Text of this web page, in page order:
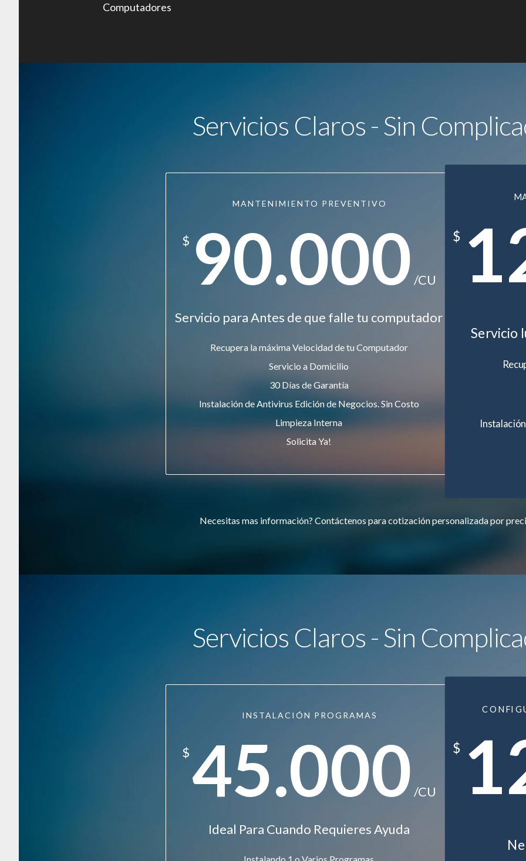
Computadores
Servicios Claros - Sin
MANTENIMIENTO PREVENTIVO
$ 90.000 /CU
Servicio para Antes de que falle tu computador
Recupera la máxima Velocidad de tu Computador
Servicio a Domicilio
30 Días de Garantía
Instalación de Antivirus Edición de Negocios. Sin Costo
Limpieza Interna
Solicita Ya!
$
Servicio
Necesitas mas información? Contáctenos para cotización personalizada por
Servicios Claros - Sin
INSTALACIÓN PROGRAMAS
$45.000 /CU
Ideal Para Cuando Requieres Ayuda
$